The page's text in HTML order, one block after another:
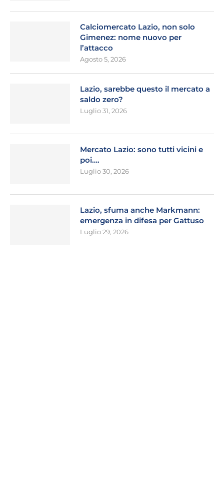
Calciomercato Lazio, non solo
Gimenez: nome nuovo per
l’attacco
Agosto 5, 2026
Lazio, sarebbe questo il mercato a
saldo zero?
Luglio 31, 2026
Mercato Lazio: sono tutti vicini e
poi….
Luglio 30, 2026
Lazio, sfuma anche Markmann:
emergenza in difesa per Gattuso
Luglio 29, 2026